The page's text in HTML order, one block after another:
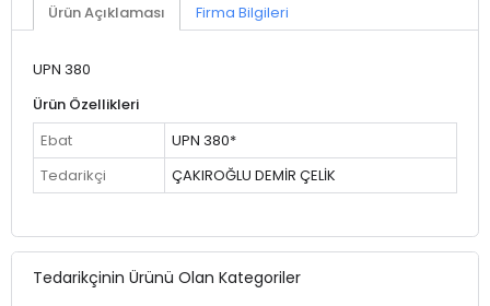
Ürün Açıklaması Firma Bilgileri
UPN 380
Ürün Özellikleri
Ebat
UPN 380*
Tedarikçi
ÇAKIROĞLU DEMİR ÇELİK
Tedarikçinin Ürünü Olan Kategoriler